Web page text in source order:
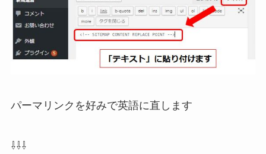
パーマリンクを好みで英語に直します
⇩⇩⇩